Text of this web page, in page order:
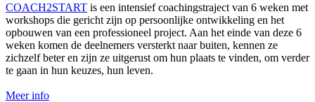
COACH2START is een intensief coachingstraject van 6 weken met
workshops die gericht zijn op persoonlijke ontwikkeling en het
opbouwen van een professioneel project. Aan het einde van deze 6
weken komen de deelnemers versterkt naar buiten, kennen ze
zichzelf beter en zijn ze uitgerust om hun plaats te vinden, om verder
te gaan in hun keuzes, hun leven.
Meer info